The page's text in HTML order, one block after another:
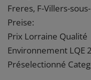
Freres, F-Villers-
Preise:
Prix Lorraine Qualité
Environnement LQE
Préselectionné